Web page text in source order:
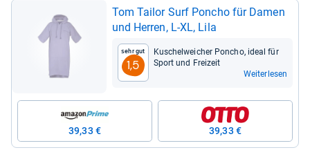
Tom Tai­lor Surf Pon­cho für Damen
und Her­ren, L-​XL, Lila
Sehr gut
1,5
Kuschel­wei­cher Pon­cho, ideal für
Sport und Frei­zeit
Weiterlesen
39,33 € 39,33 €